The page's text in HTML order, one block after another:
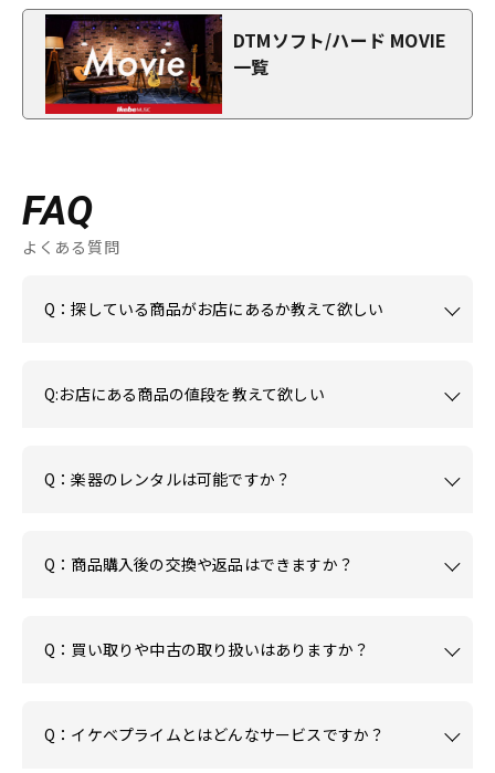
DTMソフト/ハード MOVIE
一覧
FAQ
よくある質問
Q：探している商品がお店にあるか教えて欲しい
Q:お店にある商品の値段を教えて欲しい
Q：楽器のレンタルは可能ですか？
Q：商品購入後の交換や返品はできますか？
Q：買い取りや中古の取り扱いはありますか？
Q：イケベプライムとはどんなサービスですか？